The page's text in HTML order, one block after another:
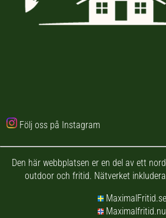
Följ oss på Instagram
Den här webbplatsen er en del av ett
outdoor och fritid. Nätverket
MaximalFritid.se
Maximalfritid.nu